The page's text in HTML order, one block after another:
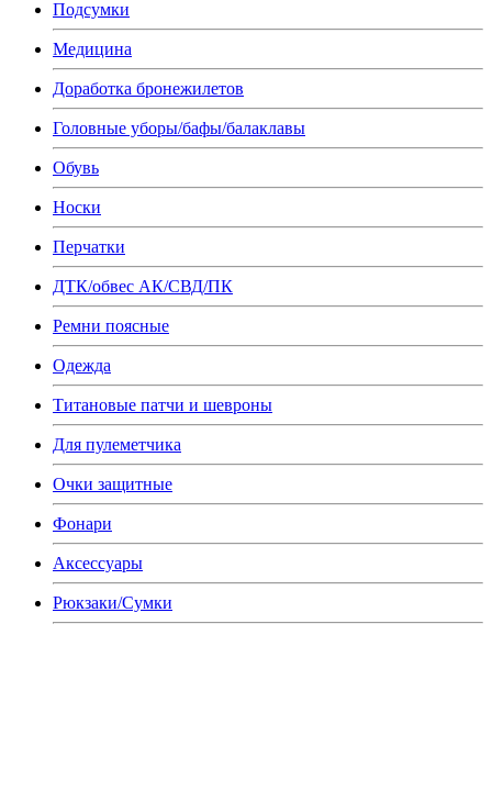
Подсумки
Медицина
Доработка бронежилетов
Головные уборы/бафы/балаклавы
Обувь
Носки
Перчатки
ДТК/обвес АК/СВД/ПК
Ремни поясные
Одежда
Титановые патчи и шевроны
Для пулеметчика
Очки защитные
Фонари
Аксессуары
Рюкзаки/Сумки